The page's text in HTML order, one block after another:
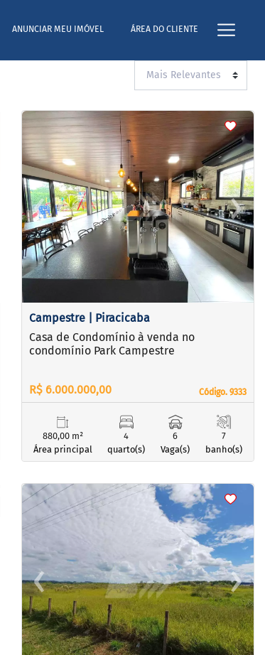
ANUNCIAR MEU IMÓVEL ÁREA DO CLIENTE
< < <
‹Previous ›Next
Campestre | Piracicaba
Código. 9333
Código. 9333
Casa de Condomínio à venda no
condomínio Park Campestre
R$ 6.000.000,00
880,00 m²
Área principal
4
quarto(s)
6
Vaga(s)
7
banho(s)
<<<
‹Previous ›Next